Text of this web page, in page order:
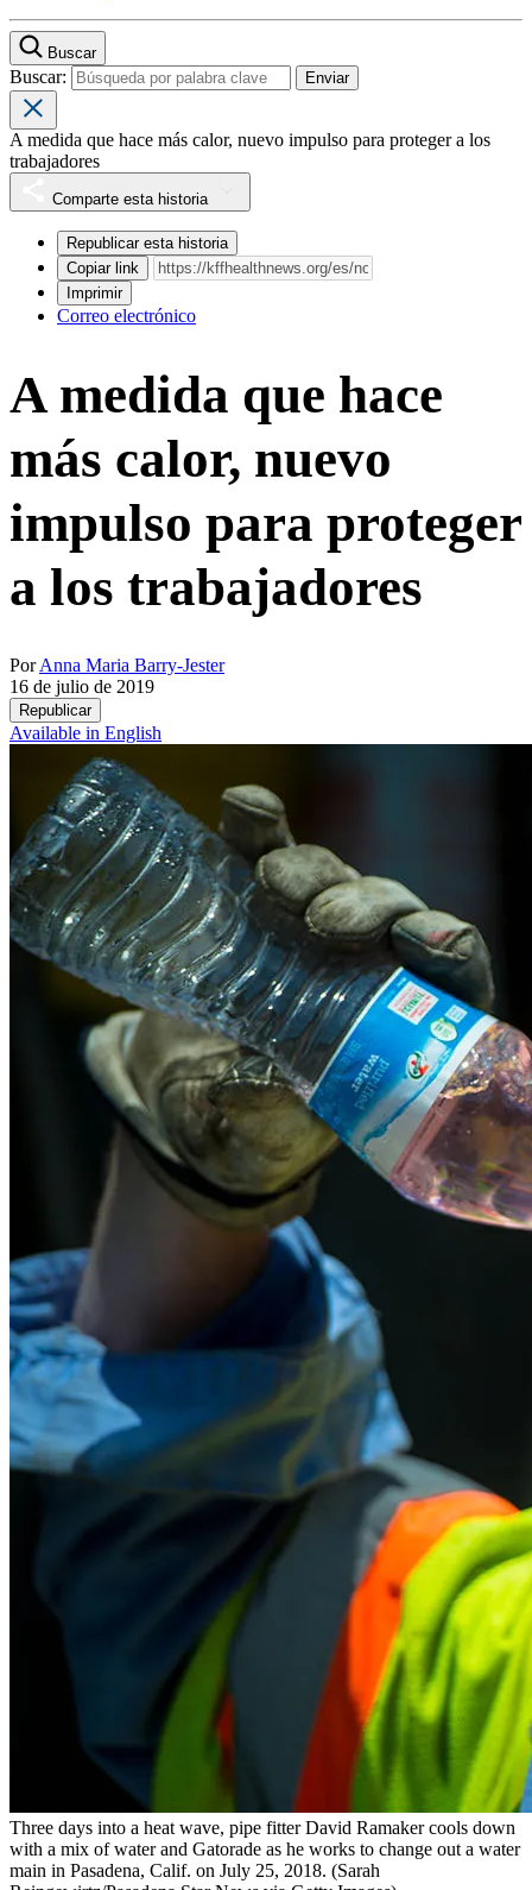
Buscar
Buscar:
A medida que hace más calor, nuevo impulso para proteger a los
trabajadores
Comparte esta historia
Republicar esta historia
Copiar link
Imprimir
Correo electrónico
A medida que hace
más calor, nuevo
impulso para proteger
a los trabajadores
PorAnna Maria Barry-Jester
16 de julio de 2019
Republicar
Available in English
Three days into a heat wave, pipe fitter David Ramaker cools down
with a mix of water and Gatorade as he works to change out a water
main in Pasadena, Calif. on July 25, 2018. (Sarah